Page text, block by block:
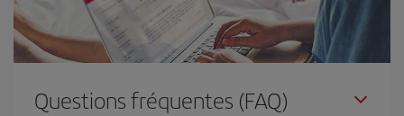
Questions fréquentes (FAQ)